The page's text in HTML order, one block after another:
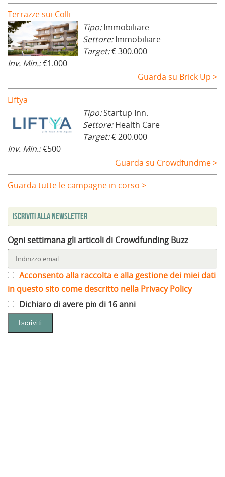
Terrazze sui Colli
Tipo:Immobiliare
Settore:Immobiliare
Target:€ 300.000
Inv. Min.:€1.000
Guarda su Brick Up >
Liftya
Tipo:Startup Inn.
Settore:Health Care
Target:€ 200.000
Inv. Min.:€500
Guarda su Crowdfundme >
Guarda tutte le campagne in corso >
Iscriviti alla Newsletter
Ogni settimana gli articoli di Crowdfunding Buzz
Acconsento alla raccolta e alla gestione dei miei dati
in questo sito come descritto nella Privacy Policy
Dichiaro di avere più di 16 anni